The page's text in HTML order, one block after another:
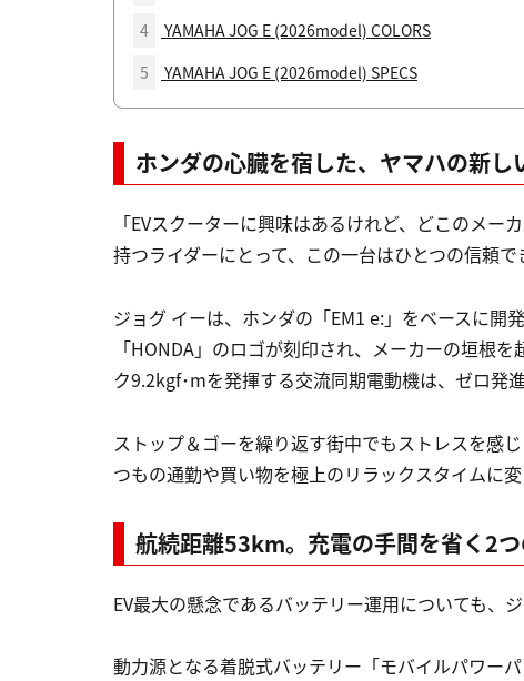
4
YAMAHA JOG E (2026model) COLORS
5
YAMAHA JOG E (2026model) SPECS
ホンダの心臓を宿した、ヤマハの新し
「EVスクーターに興味はあるけれど、どこのメ
持つライダーにとって、この一台はひとつの信頼で
ジョグ イーは、ホンダの「EM1 e:」をベースに開
「HONDA」のロゴが刻印され、メーカーの垣根
ク9.2kgf･mを発揮する交流同期電動機は、ゼロ発
ストップ＆ゴーを繰り返す街中でもストレスを感
つもの通勤や買い物を極上のリラックスタイムに変
航続距離53km。充電の手間を省く2
EV最大の懸念であるバッテリー運用についても、
動力源となる着脱式バッテリー「モバイルパワー